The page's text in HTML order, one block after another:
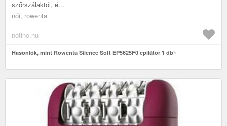
szőrszálaktól, é...
női, rowenta
notino.hu
Hasonlók, mint Rowenta Silence Soft EP5625F0 epilátor 1 db